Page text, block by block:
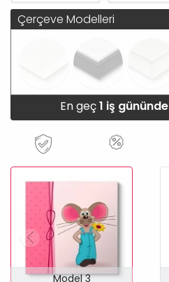
Çerçeve Modelleri
En geç1 iş gününde
Model 3